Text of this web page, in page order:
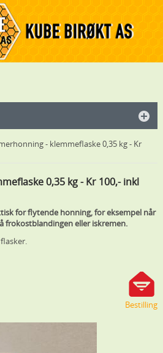
- klemmeflaske 0,35 kg - Kr
0,35 kg - Kr 100,- inkl
for flytende honning, for eksempel når
frokostblandingen eller iskremen.
Bestilling